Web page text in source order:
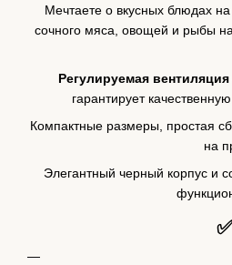
Мечтаете о вкусных блюдах
сочного мяса, овощей и рыбы на
Регулируемая вентиляция
гарантирует
Компактные размеры, простая
на
Элегантный черный корпус и